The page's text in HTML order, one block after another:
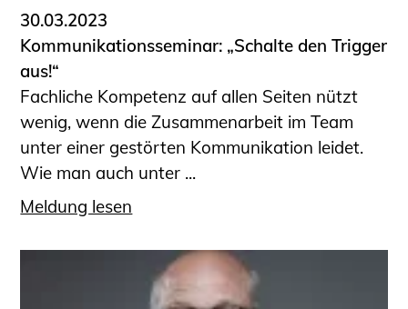
30.03.2023
Kommunikationsseminar: „Schalte den Trigger
aus!“
Fachliche Kompetenz auf allen Seiten nützt
wenig, wenn die Zusammenarbeit im Team
unter einer gestörten Kommunikation leidet.
Wie man auch unter ...
Meldung lesen